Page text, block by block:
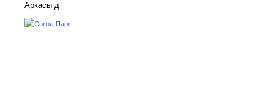
Аркасы д